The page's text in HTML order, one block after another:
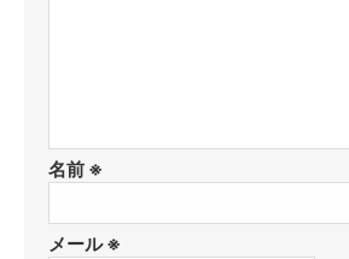
名前 ※
メール※